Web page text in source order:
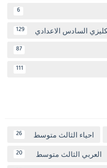
6
السادس الاعدادي 129
87
111
احياء الثالث متوسط 26
العربي الثالث متوسط 20